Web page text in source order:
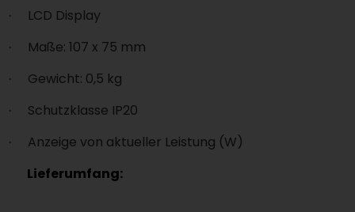
· LCD Display
· Maße: 107 x 75 mm
· Gewicht: 0,5 kg
· Schutzklasse IP20
·
Anzeige von aktueller Leistung (W)
Lieferumfang: